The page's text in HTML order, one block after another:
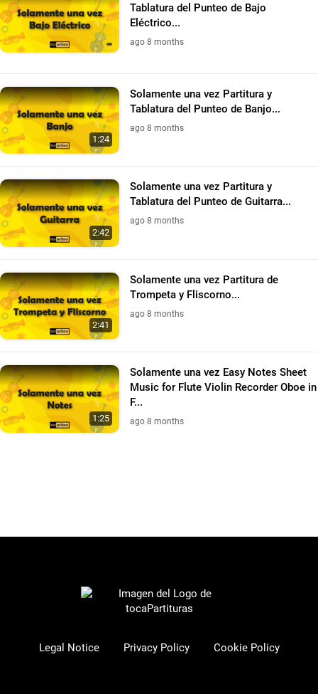
Tablatura del Punteo de Bajo
Eléctrico...
ago 8 months
1:24
Solamente una vez Partitura y
Tablatura del Punteo de Banjo...
ago 8 months
2:42
Solamente una vez Partitura y
Tablatura del Punteo de Guitarra...
ago 8 months
2:41
Solamente una vez Partitura de
Trompeta y Fliscorno...
ago 8 months
1:25
Solamente una vez Easy Notes Sheet
Music for Flute Violin Recorder Oboe in
F...
ago 8 months
Legal Notice Privacy Policy Cookie Policy